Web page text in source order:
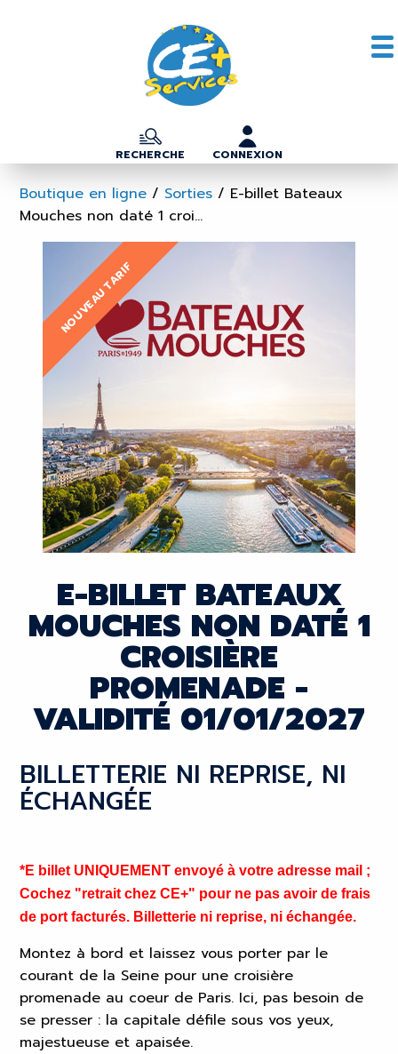
RECHERCHE CONNEXION
Boutique en ligne / Sorties / E-billet Bateaux
Mouches non daté 1 croi...
NOUVEAU TARIF
E-BILLET BATEAUX
MOUCHES NON DATÉ 1
CROISIÈRE
PROMENADE -
VALIDITÉ 01/01/2027
BILLETTERIE NI REPRISE, NI
ÉCHANGÉE
*E billet UNIQUEMENT envoyé à votre adresse mail ;
Cochez "retrait chez CE+" pour ne pas avoir de frais
de port facturés. Billetterie ni reprise, ni échangée.
Montez à bord et laissez vous porter par le
courant de la Seine pour une croisière
promenade au coeur de Paris. Ici, pas besoin de
se presser : la capitale défile sous vos yeux,
majestueuse et apaisée.